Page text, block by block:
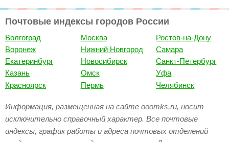
Почтовые индексы городов России
Волгоград
Воронеж
Екатеринбург
Казань
Красноярск
Москва
Нижний Новгород
Новосибирск
Омск
Пермь
Ростов-на-Дону
Самара
Санкт-Петербург
Уфа
Челябинск
Информация, размещенная на сайте ooomks.ru, носит
исключительно справочный характер. Все почтовые
индексы, график работы и адреса почтовых отделений